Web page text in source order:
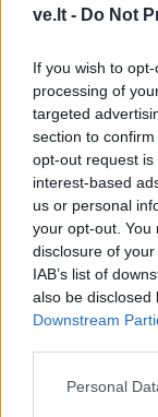
ve.lt - Do Not
If you wish to
processing of
targeted
section to
opt-out request
interest-based
us or personal
your opt-out. You
disclosure of
IAB’s list of
also be disclosed
Downstream
Personal
Laisvalaikis
Blakės
parazitų iš